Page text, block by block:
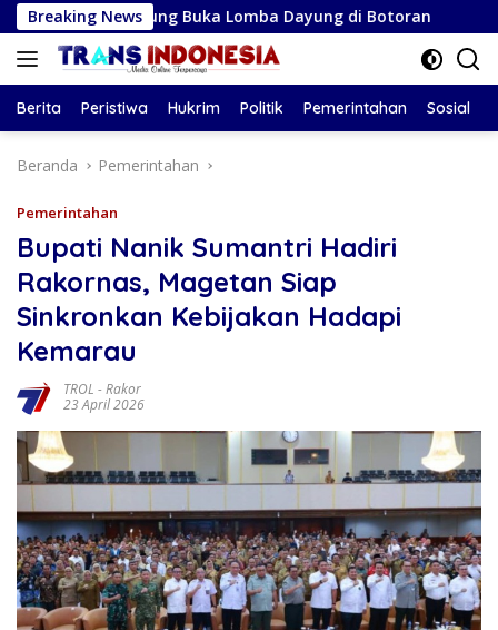
Langsung
ke
konten
Breaking News
Buka Lomba Dayung di Botoran Persiga U-17
Berita Peristiwa Hukrim Politik Pemerintahan Sosial
Beranda Pemerintahan
Pemerintahan
Bupati Nanik Sumantri Hadiri
Rakornas, Magetan Siap
Sinkronkan Kebijakan Hadapi
Kemarau
TROL -Rakor
23 April 2026